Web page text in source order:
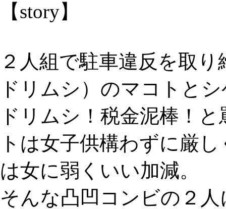
【story】
２人組で駐車違反を取
ドリムシ）のマコトと
ドリムシ！税金泥棒！
トは女子供構わずに厳
は女に弱くいい加減。
そんな凸凹コンビの２